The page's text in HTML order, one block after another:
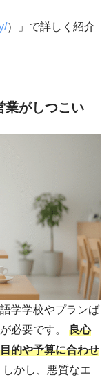
）」で詳しく紹介
業がしつこい
学学校やプランば
必要です。 良心
的や予算に合わせ
しかし、悪質なエ